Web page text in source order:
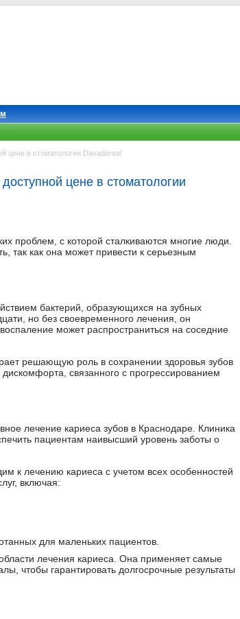
цене в стоматологии Davadental
цене в стоматологии
проблем, с которой сталкиваются многие люди.
так как она может привести к серьезным
бактерий, образующихся на зубных
но без своевременного лечения, он
может распространиться на соседние
решающую роль в сохранении здоровья зубов
связанного с прогрессированием
лечение кариеса зубов в Краснодаре. Клиника
пациентам наивысший уровень заботы о
к лечению кариеса с учетом всех особенностей
включая:
для маленьких пациентов.
лечения кариеса. Она применяет самые
чтобы гарантировать долгосрочные результаты